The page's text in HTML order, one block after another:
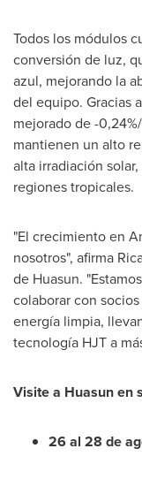
Todos los módulos
conversión de luz,
azul, mejorando la
del equipo. Gracias
mejorado de -
mantienen un alto
alta irradiación
regiones tropicales.
"El crecimiento en
nosotros", afirma
de Huasun.
colaborar con
energía limpia,
tecnología HJT a
Visite a Huasun en
26 al 28 de